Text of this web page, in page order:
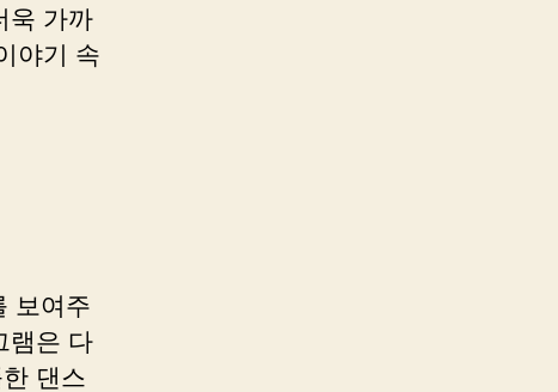
욱 가까
야기 속
보여주
램은 다
댄스